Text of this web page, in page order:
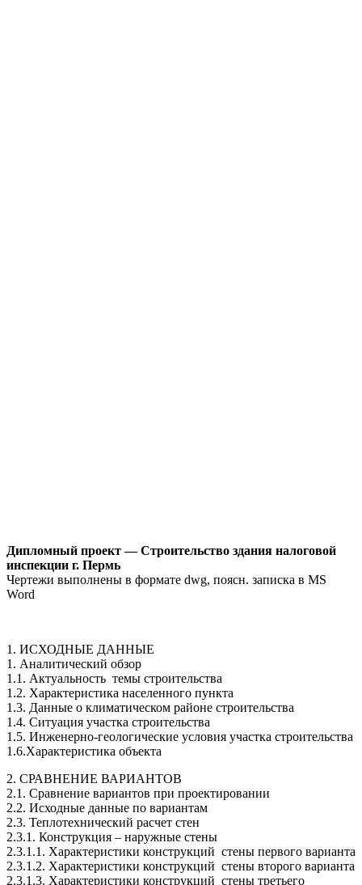
Дипломный проект — Строительство здания налоговой
инспекции г. Пермь
Чертежи выполнены в формате dwg, поясн. записка в MS
Word
1. ИСХОДНЫЕ ДАННЫЕ
1. Аналитический обзор
1.1. Актуальность темы строительства
1.2. Характеристика населенного пункта
1.3. Данные о климатическом районе строительства
1.4. Ситуация участка строительства
1.5. Инженерно-геологические условия участка строительства
1.6.Характеристика объекта
2. СРАВНЕНИЕ ВАРИАНТОВ
2.1. Сравнение вариантов при проектировании
2.2. Исходные данные по вариантам
2.3. Теплотехнический расчет стен
2.3.1. Конструкция – наружные стены
2.3.1.1. Характеристики конструкций стены первого варианта
2.3.1.2. Характеристики конструкций стены второго варианта
2.3.1.3. Характеристики конструкций стены третьего